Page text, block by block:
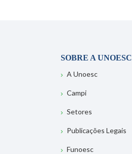
SOBRE A UNOESC
A Unoesc
Campi
Setores
Publicações Legais
Funoesc